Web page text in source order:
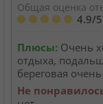
Общая оценка
4.9/
Плюсы: Очень
отдыха,
береговая
Не